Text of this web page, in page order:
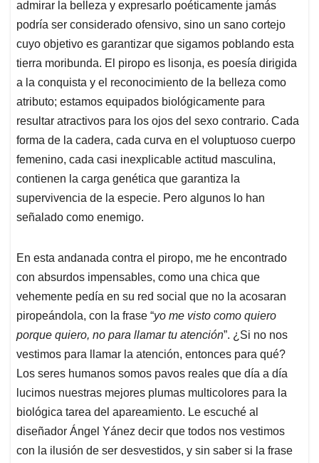
admirar la belleza y expresarlo poéticamente jamás
podría ser considerado ofensivo, sino un sano cortejo
cuyo objetivo es garantizar que sigamos poblando esta
tierra moribunda. El piropo es lisonja, es poesía dirigida
a la conquista y el reconocimiento de la belleza como
atributo; estamos equipados biológicamente para
resultar atractivos para los ojos del sexo contrario. Cada
forma de la cadera, cada curva en el voluptuoso cuerpo
femenino, cada casi inexplicable actitud masculina,
contienen la carga genética que garantiza la
supervivencia de la especie. Pero algunos lo han
señalado como enemigo.
En esta andanada contra el piropo, me he encontrado
con absurdos impensables, como una chica que
vehemente pedía en su red social que no la acosaran
piropeándola, con la frase “yo me visto como quiero
porque quiero, no para llamar tu atención”. ¿Si no nos
vestimos para llamar la atención, entonces para qué?
Los seres humanos somos pavos reales que día a día
lucimos nuestras mejores plumas multicolores para la
biológica tarea del apareamiento. Le escuché al
diseñador Ángel Yánez decir que todos nos vestimos
con la ilusión de ser desvestidos, y sin saber si la frase